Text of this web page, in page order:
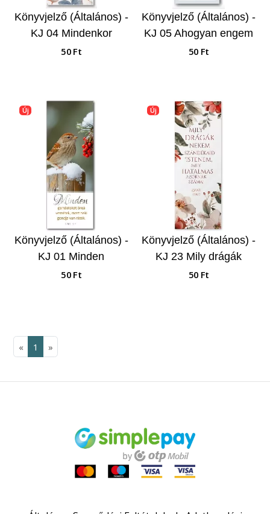
Könyvjelző (Általános) -
KJ 04 Mindenkor
örüljetek…
50 Ft
Könyvjelző (Általános) -
KJ 05 Ahogyan engem
szeretett az Atya…
50 Ft
Új
Könyvjelző (Általános) -
KJ 01 Minden
gondotokat…
50 Ft
Új
Könyvjelző (Általános) -
KJ 23 Mily drágák
nekem szándékaid...
50 Ft
« 1 »